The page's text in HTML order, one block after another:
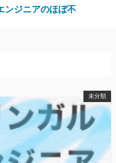
ンジニアのほぼ不
未分類